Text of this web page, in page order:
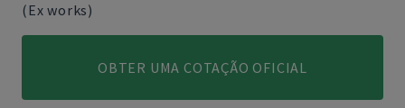
(Ex works)
OBTER UMA COTAÇÃO OFICIAL